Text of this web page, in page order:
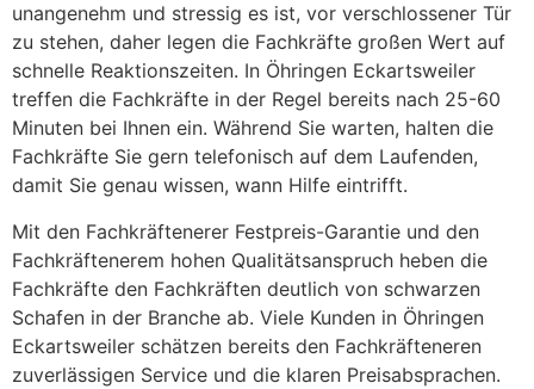
unangenehm und stressig es ist, vor verschlossener Tür
zu stehen, daher legen die Fachkräfte großen Wert auf
schnelle Reaktionszeiten. In Öhringen Eckartsweiler
treffen die Fachkräfte in der Regel bereits nach 25-60
Minuten bei Ihnen ein. Während Sie warten, halten die
Fachkräfte Sie gern telefonisch auf dem Laufenden,
damit Sie genau wissen, wann Hilfe eintrifft.
Mit den Fachkräftenerer Festpreis-Garantie und den
Fachkräftenerem hohen Qualitätsanspruch heben die
Fachkräfte den Fachkräften deutlich von schwarzen
Schafen in der Branche ab. Viele Kunden in Öhringen
Eckartsweiler schätzen bereits den Fachkräfteneren
zuverlässigen Service und die klaren Preisabsprachen.